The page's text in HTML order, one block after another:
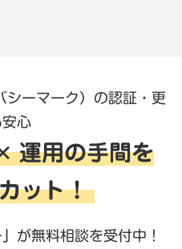
シーマーク）の認証・更
心
運用の手間を
ット！
が無料相談を受付中！